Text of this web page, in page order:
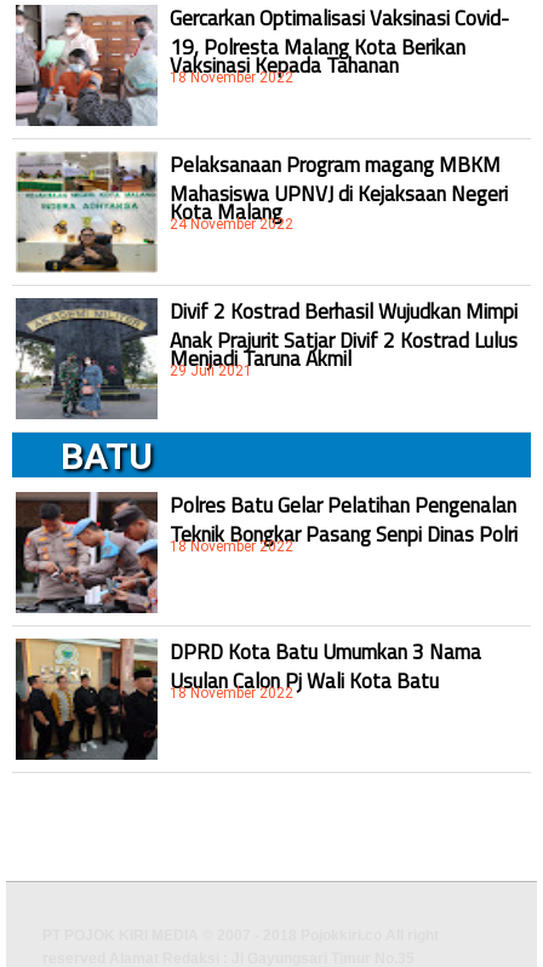
Gercarkan Optimalisasi Vaksinasi Covid-
19, Polresta Malang Kota Berikan
Vaksinasi Kepada Tahanan
18 November 2022
Pelaksanaan Program magang MBKM
Mahasiswa UPNVJ di Kejaksaan Negeri
Kota Malang
24 November 2022
Divif 2 Kostrad Berhasil Wujudkan Mimpi
Anak Prajurit Satjar Divif 2 Kostrad Lulus
Menjadi Taruna Akmil
29 Juli 2021
BATU
Polres Batu Gelar Pelatihan Pengenalan
Teknik Bongkar Pasang Senpi Dinas Polri
18 November 2022
DPRD Kota Batu Umumkan 3 Nama
Usulan Calon Pj Wali Kota Batu
18 November 2022